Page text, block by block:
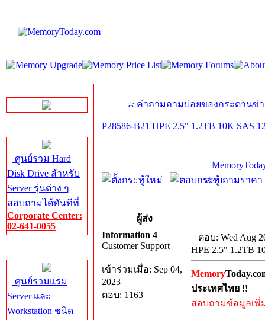
ศูนย์รวม Hard
Disk Drive สำหรับ
Server รุ่นต่าง ๆ
สอบถามได้ทันทีที่
Corporate Center:
02-641-0055
ศูนย์รวมแรม
Server และ
Workstation ชนิด
คำถามถามบ่อยของกระดานข่
P28586-B21 HPE 2.5" 1.2TB 10K SAS
สอบถามราคา
ผู้ส่ง
Information 4
Customer Support
เข้าร่วมเมื่อ: Sep 04,
2023
ตอบ: 1163
ตอบ: Wed Aug
HPE 2.5" 1.2TB
Memory
ประเทศไทย !!
สอบถามข้อมูลเพิ่